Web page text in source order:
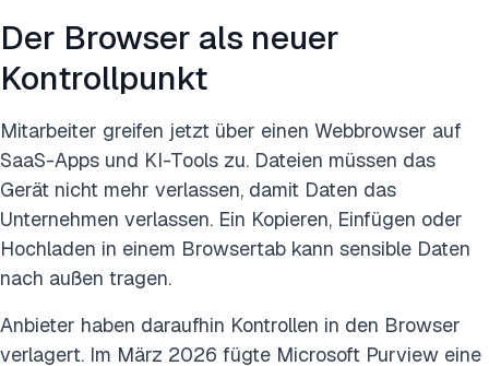
Der Browser als neuer
Kontrollpunkt
Mitarbeiter greifen jetzt über einen Webbrowser auf
SaaS-Apps und KI-Tools zu. Dateien müssen das
Gerät nicht mehr verlassen, damit Daten das
Unternehmen verlassen. Ein Kopieren, Einfügen oder
Hochladen in einem Browsertab kann sensible Daten
nach außen tragen.
Anbieter haben daraufhin Kontrollen in den Browser
verlagert. Im März 2026 fügte Microsoft Purview eine